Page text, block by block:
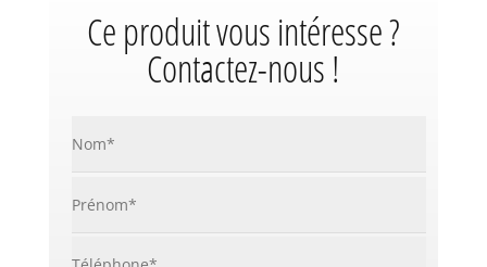
Ce produit vous intéresse ?
Contactez-nous !